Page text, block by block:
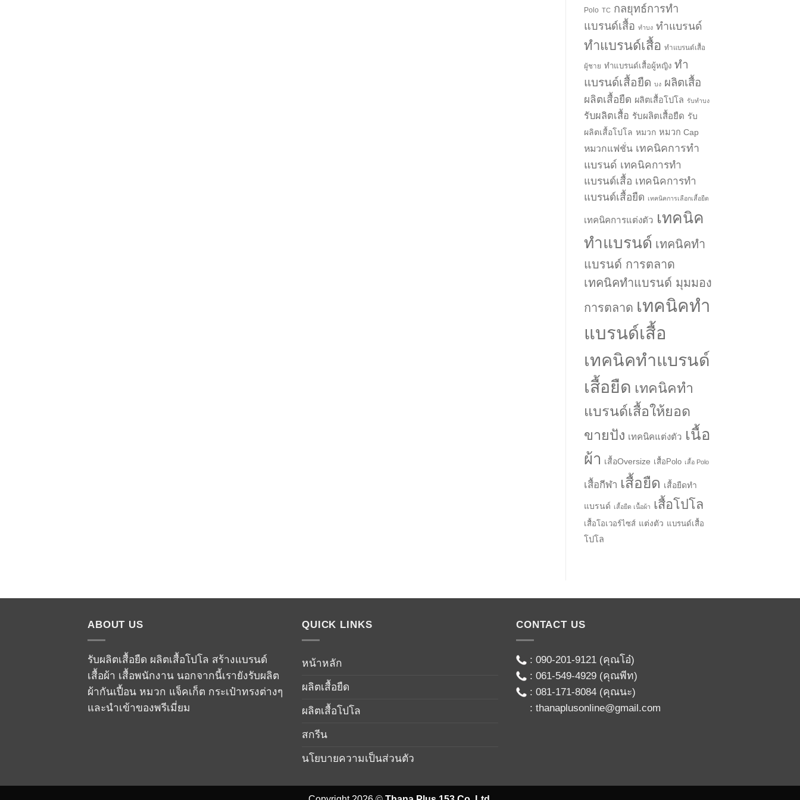
Polo TC กลยุทธ์การทำ
แบรนด์เสื้อ ทำบง ทำแบรนด์
ทำแบรนด์เสื้อ ทำแบรนด์เสื้อ
ผู้ชาย ทำแบรนด์เสื้อผู้หญิง ทำ
แบรนด์เสื้อยืด บง ผลิตเสื้อ
ผลิตเสื้อยืด ผลิตเสื้อโปโล รับทำบง
รับผลิตเสื้อ รับผลิตเสื้อยืด รับ
ผลิตเสื้อโปโล หมวก หมวก Cap
หมวกแฟชั่น เทคนิคการทำ
แบรนด์ เทคนิคการทำ
แบรนด์เสื้อ เทคนิคการทำ
แบรนด์เสื้อยืด เทคนิคการเลือกเสื้อยืด
เทคนิคการแต่งตัว เทคนิค
ทำแบรนด์ เทคนิคทำ
แบรนด์ การตลาด
เทคนิคทำแบรนด์ มุมมอง
การตลาด เทคนิคทำ
แบรนด์เสื้อ
เทคนิคทำแบรนด์
เสื้อยืด เทคนิคทำ
แบรนด์เสื้อให้ยอด
ขายปัง เทคนิคแต่งตัว เนื้อ
ผ้า เสื้อOversize เสื้อPolo เสื้อ Polo
เสื้อกีฬา เสื้อยืด เสื้อยืดทำ
แบรนด์ เสื้อยืด เนื้อผ้า เสื้อโปโล
เสื้อโอเวอร์ไซส์ แต่งตัว แบรนด์เสื้อ
โปโล
ABOUT US
รับผลิตเสื้อยืด ผลิตเสื้อโปโล สร้างแบรนด์
เสื้อผ้า เสื้อพนักงาน นอกจากนี้เรายังรับผลิต
ผ้ากันเปื้อน หมวก แจ็คเก็ต กระเป๋าทรงต่างๆ
และนำเข้าของพรีเมี่ยม
QUICK LINKS
หน้าหลัก
ผลิตเสื้อยืด
ผลิตเสื้อโปโล
สกรีน
นโยบายความเป็นส่วนตัว
CONTACT US
: 090-201-9121(คุณโอ๋)
: 061-549-4929(คุณพีท)
: 081-171-8084(คุณนะ)
: thanaplusonline@gmail.com